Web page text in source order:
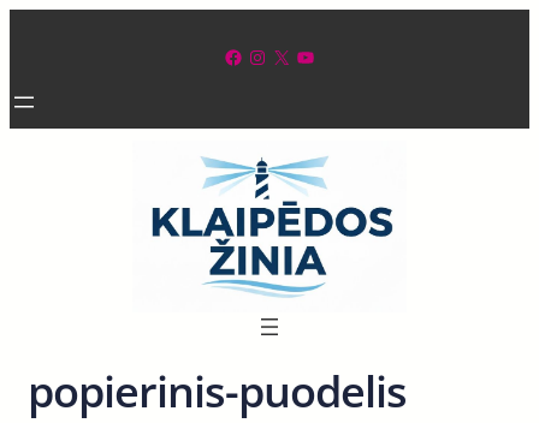
Facebook Instagram X YouTube
popierinis-puodelis